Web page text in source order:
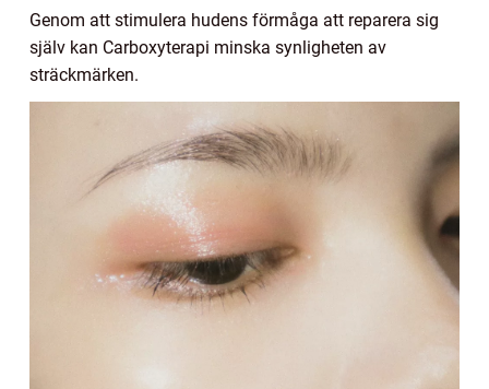
Genom att stimulera hudens förmåga att reparera sig
själv kan Carboxyterapi minska synligheten av
sträckmärken.